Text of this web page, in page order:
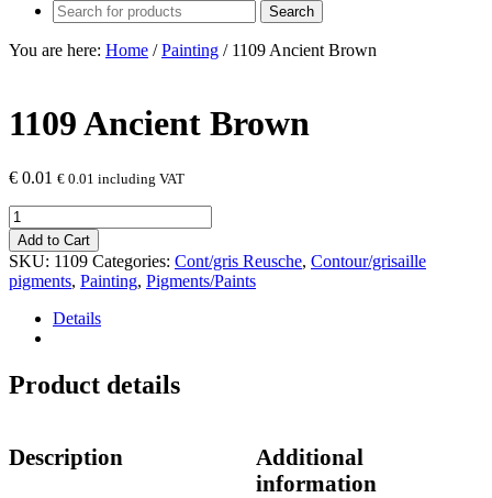
You are here: Home / Painting /1109 Ancient Brown
1109 Ancient Brown
€ 0.01 € 0.01 including VAT
1109
Ancient
Brown
quantity
Add to Cart
SKU: 1109 Categories: Cont/gris Reusche, Contour/grisaille
pigments, Painting, Pigments/Paints
Details
Product details
Description
Additional
information